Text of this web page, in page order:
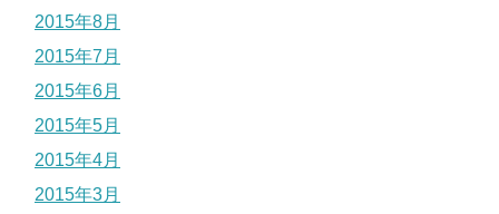
2015年8月
2015年7月
2015年6月
2015年5月
2015年4月
2015年3月